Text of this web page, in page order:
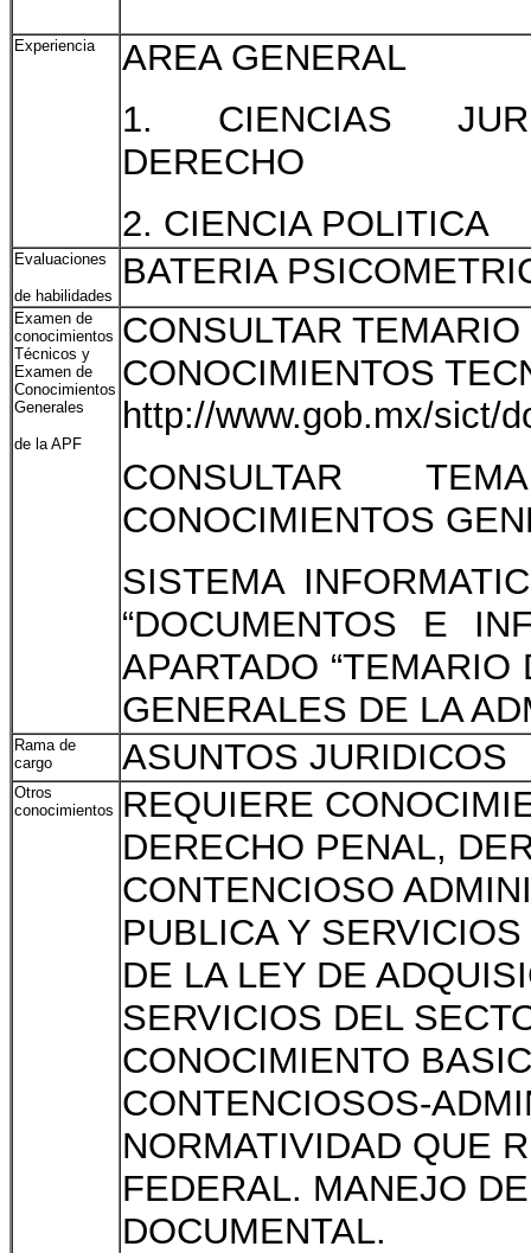
Experiencia
AREA GENERAL
1. CIENCIAS
DERECHO
2. CIENCIA POLITICA
Evaluaciones
de habilidades
BATERIA
Examen de
conocimientos
Técnicos y
Examen de
Conocimientos
Generales
de la APF
CONSULTAR
CONOCIMIENTOS
http://www.gob.mx/sict/
CONSULTAR
CONOCIMIENTOS
SISTEMA
“DOCUMENTOS E
APARTADO
GENERALES DE LA
Rama de
cargo
ASUNTOS JURIDICOS
Otros
conocimientos
REQUIERE
DERECHO PENAL,
CONTENCIOSO
PUBLICA Y
DE LA LEY DE
SERVICIOS DEL
CONOCIMIENTO
CONTENCIOSOS-
NORMATIVIDAD QUE
FEDERAL. MANEJO
DOCUMENTAL.